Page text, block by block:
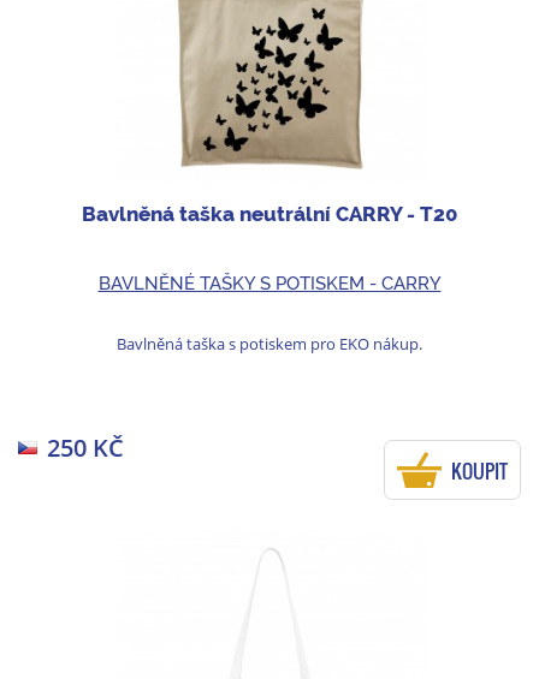
Bavlněná taška neutrální CARRY - T20
BAVLNĚNÉ TAŠKY S POTISKEM - CARRY
Bavlněná taška s potiskem pro EKO nákup.
250 KČ
KOUPIT